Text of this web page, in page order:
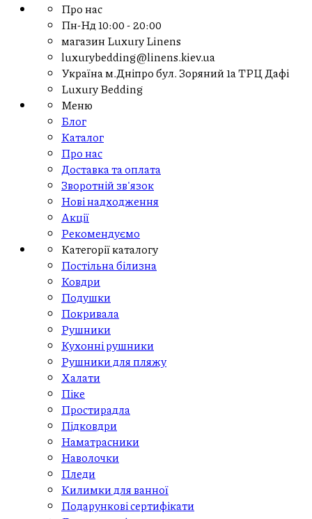
Про нас
Пн-Нд10:00 - 20:00
магазин Luxury Linens
luxurybedding@linens.kiev.ua
Україна м.Дніпро бул. Зоряний 1а ТРЦ Дафі
Luxury Bedding
Меню
Блог
Каталог
Про нас
Доставка та оплата
Зворотній зв'язок
Нові надходження
Акції
Рекомендуємо
Категорії каталогу
Постільна білизна
Ковдри
Подушки
Покривала
Рушники
Кухонні рушники
Рушники для пляжу
Халати
Піке
Простирадла
Підковдри
Наматрасники
Наволочки
Пледи
Килимки для ванної
Подарункові сертифікати